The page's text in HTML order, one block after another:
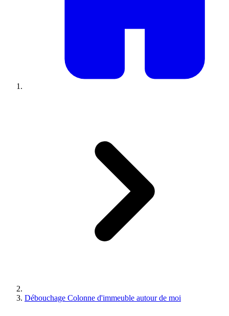
Débouchage Colonne d'immeuble autour de moi